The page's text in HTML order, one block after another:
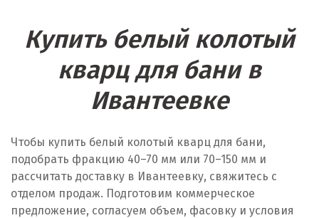
Купить белый колотый
кварц для бани в
Ивантеевке
Чтобы купить белый колотый кварц для бани,
подобрать фракцию 40–70 мм или 70–150 мм и
рассчитать доставку в Ивантеевку, свяжитесь с
отделом продаж. Подготовим коммерческое
предложение, согласуем объем, фасовку и условия